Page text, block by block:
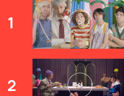
1
2